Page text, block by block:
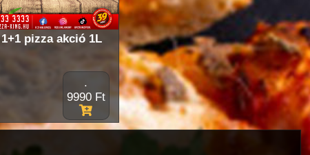
pizza akció 1L
.
9990 Ft